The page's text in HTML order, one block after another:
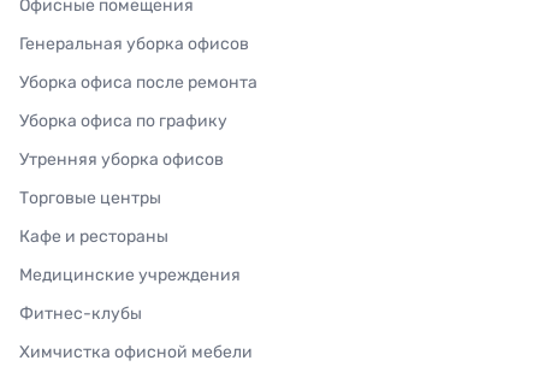
Офисные помещения
Генеральная уборка офисов
Уборка офиса после ремонта
Уборка офиса по графику
Утренняя уборка офисов
Торговые центры
Кафе и рестораны
Медицинские учреждения
Фитнес-клубы
Химчистка офисной мебели